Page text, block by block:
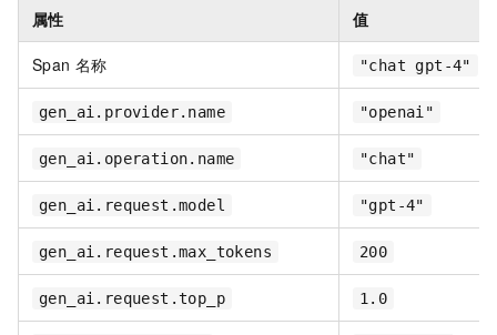
属性 值
Span 名称 "chat gpt-4"
gen_ai.provider.name "openai"
gen_ai.operation.name "chat"
gen_ai.request.model "gpt-4"
gen_ai.request.max_tokens 200
gen_ai.request.top_p 1.0